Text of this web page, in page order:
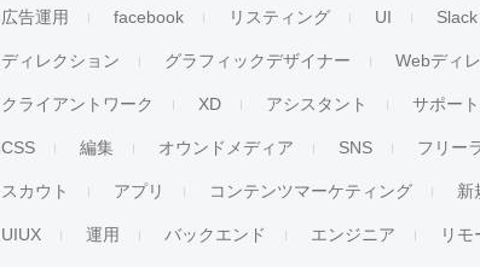
広告運用 facebook リスティング UI Slack
ディレクション グラフィックデザイナー Webディ
クライアントワーク XD アシスタント サポート
CSS 編集 オウンドメディア SNS フリー
スカウト アプリ コンテンツマーケティング 新
UIUX 運用 バックエンド エンジニア リモ